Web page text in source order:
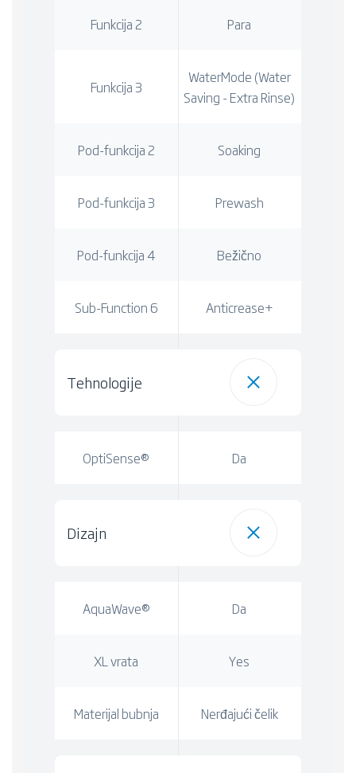
Funkcija 2 Para
Funkcija 3
WaterMode (Water
Saving - Extra Rinse)
Pod-funkcija 2 Soaking
Pod-funkcija 3 Prewash
Pod-funkcija 4 Bežično
Sub-Function 6 Anticrease+
Tehnologije
OptiSense® Da
Dizajn
AquaWave® Da
XL vrata Yes
Materijal bubnja Nerđajući čelik